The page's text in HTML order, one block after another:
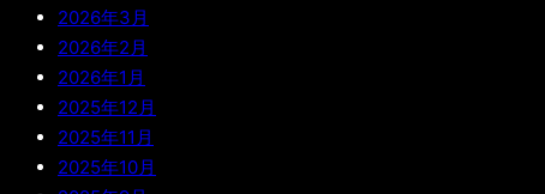
2026年3月
2026年2月
2026年1月
2025年12月
2025年11月
2025年10月